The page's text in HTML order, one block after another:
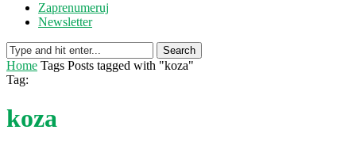
Zaprenumeruj
Newsletter
Search
Home Tags Posts tagged with "koza"
Tag:
koza